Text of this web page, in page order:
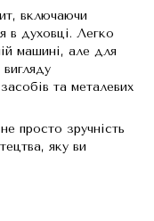
включаючи
в духовці. Легко
машині, але для
та металевих
просто зручність
яку ви